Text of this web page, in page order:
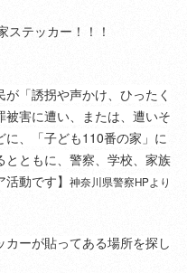
テッカー！！！
が「誘拐や声かけ、ひったく
被害に遭い、または、遭いそ
、「子ども110番の家」に
ともに、警察、学校、家族
動です】 神奈川県警察HPより
ーが貼ってある場所を探し